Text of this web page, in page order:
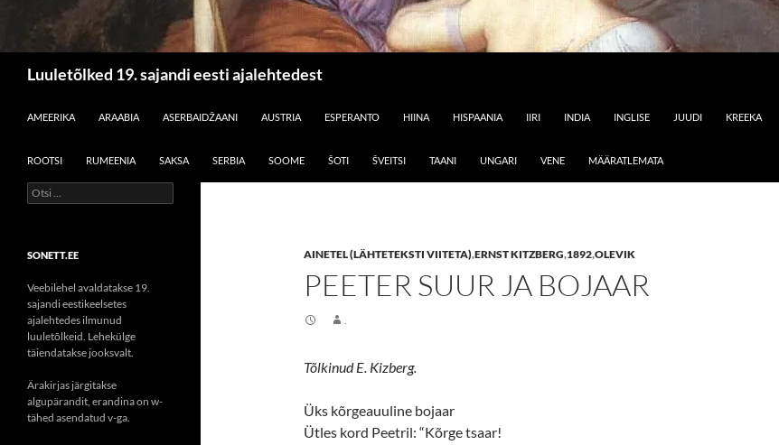
Luuletõlked 19. sajandi eesti ajalehtedest
AMEERIKA
ARAABIA ASERBAIDŽAANI AUSTRIA ESPERANTO HIINA HISPAANIA IIRI INDIA INGLISE JUUDI KREEKA
ROOTSI RUMEENIA SAKSA SERBIA SOOME ŠOTI ŠVEITSI TAANI UNGARI VENE MÄÄRATLEMATA
AINETEL (LÄHTETEKSTI VIITETA),ERNST KITZBERG,1892,OLEVIK
PEETER SUUR JA BOJAAR
.
Tõlkinud E. Kizberg.
Üks kõrgeauuline bojaar
Ütles kord Peetril: “Kõrge tsaar!
Otsi:
SONETT.EE
Veebilehel avaldatakse 19.
sajandi eestikeelsetes
ajalehtedes ilmunud
luuletõlkeid. Lehekülge
täiendatakse jooksvalt.
Ärakirjas järgitakse
algupärandit, erandina on w-
tähed asendatud v-ga.